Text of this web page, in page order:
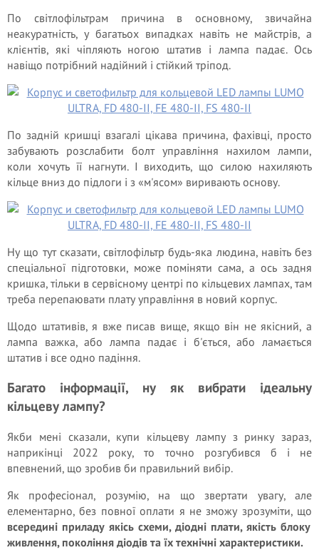
По світлофільтрам причина в основному, звичайна
неакуратність, у багатьох випадках навіть не майстрів, а
клієнтів, які чіпляють ногою штатив і лампа падає. Ось
навіщо потрібний надійний і стійкий тріпод.
По задній кришці взагалі цікава причина, фахівці, просто
забувають розслабити болт управління нахилом лампи,
коли хочуть її нагнути. І виходить, що силою нахиляють
кільце вниз до підлоги і з «м'ясом» виривають основу.
Ну що тут сказати, світлофільтр будь-яка людина, навіть без
спеціальної підготовки, може поміняти сама, а ось задня
кришка, тільки в сервісному центрі по кільцевих лампах, там
треба перепаювати плату управління в новий корпус.
Щодо штативів, я вже писав вище, якщо він не якісний, а
лампа важка, або лампа падає і б'ється, або ламається
штатив і все одно падіння.
Багато інформації, ну як вибрати ідеальну
кільцеву лампу?
Якби мені сказали, купи кільцеву лампу з ринку зараз,
наприкінці 2022 року, то точно розгубився б і не
впевнений, що зробив би правильний вибір.
Як професіонал, розумію, на що звертати увагу, але
елементарно, без повної оплати я не зможу зрозуміти, що
всередині приладу якісь схеми, діодні плати, якість блоку
живлення, покоління діодів та їх технічні характеристики.